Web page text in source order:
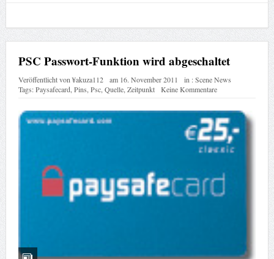
PSC Passwort-Funktion wird abgeschaltet
Veröffentlicht von¥akuza112 am 16. November 2011 in :Scene News
Tags:Paysafecard, Pins Psc, Quelle, Zeitpunkt Keine Kommentare